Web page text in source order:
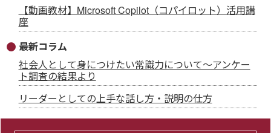
【動画教材】Microsoft Copilot（コパイロット）活用講
座
最新コラム
社会人として身につけたい常識力について～アンケー
ト調査の結果より
リーダーとしての上手な話し方・説明の仕方